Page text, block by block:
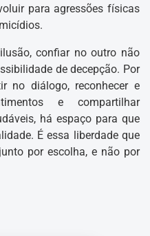
para agressões físicas
confiar no outro não
de decepção. Por
no diálogo, reconhecer e
e compartilhar
há espaço para que
É essa liberdade que
por escolha, e não por